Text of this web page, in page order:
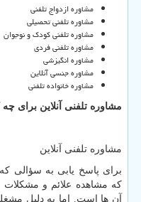
مشاوره ازدواج تلفنی
مشاوره تلفنی تحصیلی
مشاوره تلفنی کودک و نوجوان
مشاوره تلفنی فردی
مشاوره انگیزشی
مشاوره جنسی آنلاین
مشاوره خانواده تلفنی
مشاوره تلفنی آنلاین برای
مشاوره تلفنی آنلاین
برای پاسخ یابی به سؤالی
که مشاهده علائم و مشکلات
آن ها است. اما به دلیل